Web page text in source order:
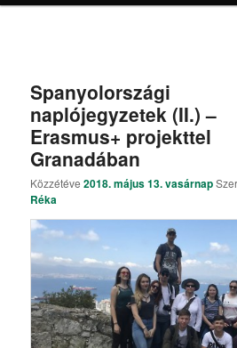
Spanyolországi
naplójegyzetek (II.) –
Erasmus+ projekttel
Granadában
Közzétéve2018. május 13. vasárnap
Réka